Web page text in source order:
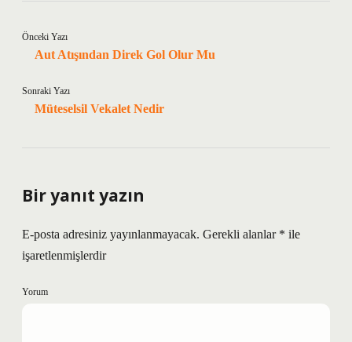
Önceki Yazı
Aut Atışından Direk Gol Olur Mu
Sonraki Yazı
Müteselsil Vekalet Nedir
Bir yanıt yazın
E-posta adresiniz yayınlanmayacak. Gerekli alanlar * ile
işaretlenmişlerdir
Yorum